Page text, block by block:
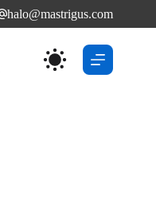
halo@mastrigus.com